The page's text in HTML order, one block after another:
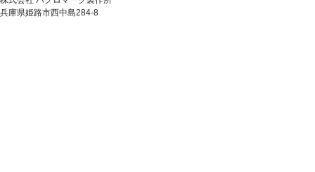
兵庫県姫路市西中島284-8